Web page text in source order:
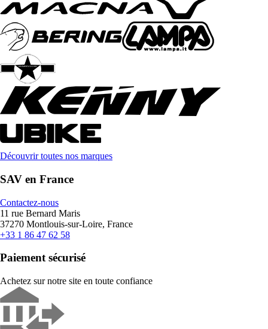
Découvrir toutes nos marques
SAV en France
Contactez-nous
11 rue Bernard Maris
37270 Montlouis-sur-Loire, France
+33 1 86 47 62 58
Paiement sécurisé
Achetez sur notre site en toute confiance